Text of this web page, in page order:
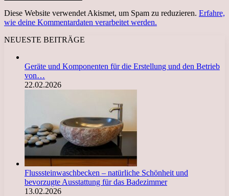
Diese Website verwendet Akismet, um Spam zu reduzieren. Erfahre,
wie deine Kommentardaten verarbeitet werden.
NEUESTE BEITRÄGE
Geräte und Komponenten für die Erstellung und den Betrieb
von…
22.02.2026
Flusssteinwaschbecken – natürliche Schönheit und
bevorzugte Ausstattung für das Badezimmer
13.02.2026